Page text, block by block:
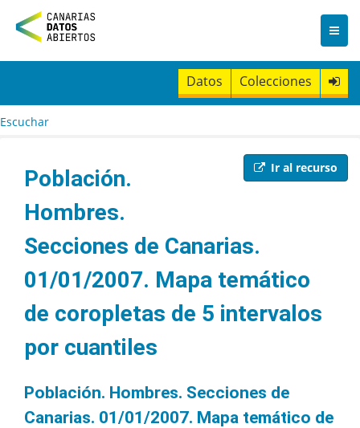
n
t
Datos Colecciones
Escuchar
Ir al recurso
Población.
Hombres.
Secciones de Canarias.
01/01/2007. Mapa temático
de coropletas de 5 intervalos
por cuantiles
Población. Hombres. Secciones de
Canarias. 01/01/2007. Mapa temático de